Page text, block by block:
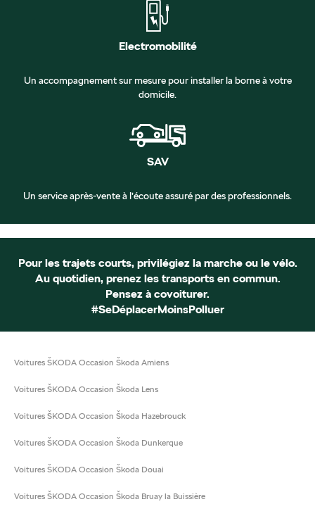
Electromobilité
Un accompagnement sur mesure pour installer la borne à votre
domicile.
SAV
Un service après-vente à l’écoute assuré par des professionnels.
Pour les trajets courts, privilégiez la marche ou le vélo.
Au quotidien, prenez les transports en commun.
Pensez à covoiturer.
#SeDéplacerMoinsPolluer
Voitures ŠKODA Occasion Škoda Amiens
Voitures ŠKODA Occasion Škoda Lens
Voitures ŠKODA Occasion Škoda Hazebrouck
Voitures ŠKODA Occasion Škoda Dunkerque
Voitures ŠKODA Occasion Škoda Douai
Voitures ŠKODA Occasion Škoda Bruay la Buissière